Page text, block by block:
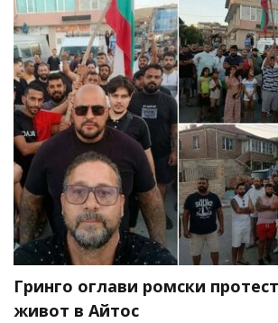
Гринго оглави ромски
живот в Айтос